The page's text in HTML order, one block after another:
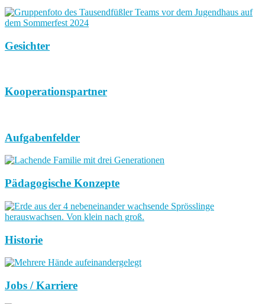
Gesichter
Kooperationspartner
Aufgabenfelder
Pädagogische Konzepte
Historie
Jobs / Karriere